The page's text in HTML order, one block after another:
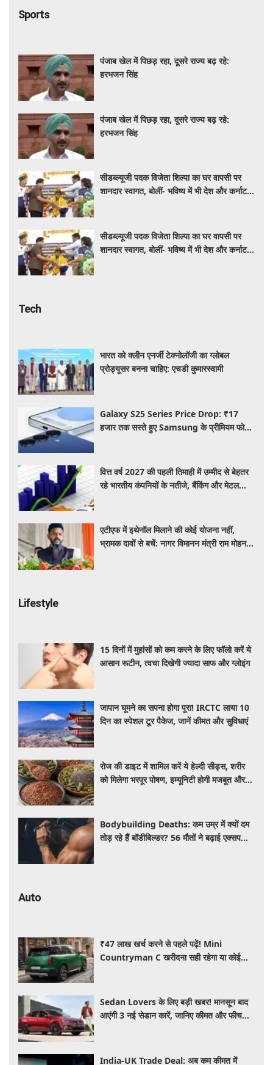
Sports
पंजाब खेल में पिछड़ रहा, दूसरे राज्य बढ़ रहे:
हरभजन सिंह
पंजाब खेल में पिछड़ रहा, दूसरे राज्य बढ़ रहे:
हरभजन सिंह
सीडब्ल्यूजी पदक विजेता शिल्पा का घर वापसी पर
शानदार स्वागत, बोलीं- भविष्य में भी देश और कर्नाटक
सीडब्ल्यूजी पदक विजेता शिल्पा का घर वापसी पर
शानदार स्वागत, बोलीं- भविष्य में भी देश और कर्नाटक
Tech
भारत को क्लीन एनर्जी टेक्नोलॉजी का ग्लोबल
प्रोड्यूसर बनना चाहिए: एचडी कुमारस्वामी
Galaxy S25 Series Price Drop: ₹17
हजार तक सस्ते हुए Samsung के प्रीमियम फोन,
वित्त वर्ष 2027 की पहली तिमाही में उम्मीद से बेहतर
रहे भारतीय कंपनियों के नतीजे, बैंकिंग और मेटल
एटीएफ में इथेनॉल मिलाने की कोई योजना नहीं,
भ्रामक दावों से बचें: नागर विमानन मंत्री राम मोहन
Lifestyle
15 दिनों में मुहांसों को कम करने के लिए फॉलो करें ये
आसान रूटीन, त्वचा दिखेगी ज्यादा साफ और ग्लोइंग
जापान घूमने का सपना होगा पूरा! IRCTC लाया 10
दिन का स्पेशल टूर पैकेज, जानें कीमत और सुविधाएं
रोज की डाइट में शामिल करें ये हेल्दी सीड्स, शरीर
को मिलेगा भरपूर पोषण, इम्यूनिटी होगी मजबूत और
Bodybuilding Deaths: कम उम्र में क्यों दम
तोड़ रहे हैं बॉडीबिल्डर? 56 मौतों ने बढ़ाई एक्सपर्ट्स
Auto
₹47 लाख खर्च करने से पहले पढ़ें! Mini
Countryman C खरीदना सही रहेगा या कोई
Sedan Lovers के लिए बड़ी खबर! मानसून बाद
आएंगी 3 नई सेडान कारें, जानिए कीमत और फीचर्स
India-UK Trade Deal: अब कम कीमत में